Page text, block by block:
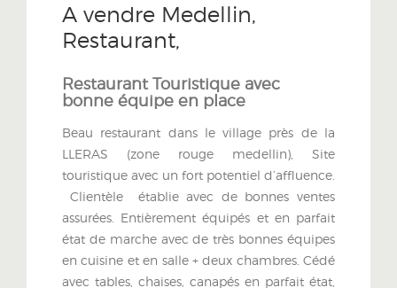
A vendre Medellin,
Restaurant,
Restaurant Touristique avec
bonne équipe en place
Beau restaurant dans le village près de la
LLERAS (zone rouge medellin), Site
touristique avec un fort potentiel d’affluence.
Clientèle établie avec de bonnes ventes
assurées. Entièrement équipés et en parfait
état de marche avec de très bonnes équipes
en cuisine et en salle + deux chambres. Cédé
avec tables, chaises, canapés en parfait état,